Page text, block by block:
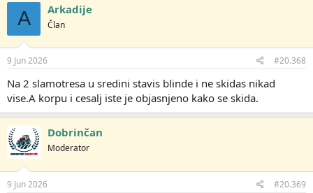
A Arkadije
Član
9 Jun 2026 #20.368
Na 2 slamotresa u sredini stavis blinde i ne skidas nikad
vise.A korpu i cesalj iste je objasnjeno kako se skida.
Dobrinčan
Moderator
9 Jun 2026 #20.369